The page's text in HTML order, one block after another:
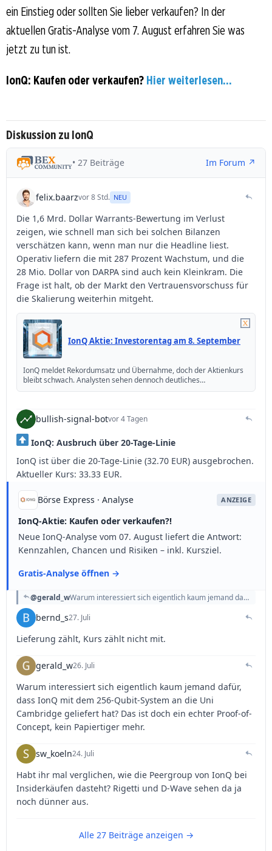
ein Einstieg oder sollten Sie lieber verkaufen? In der
aktuellen Gratis-Analyse vom 7. August erfahren Sie was
jetzt zu tun ist.
IonQ: Kaufen oder verkaufen? Hier weiterlesen...
Diskussion zu IonQ